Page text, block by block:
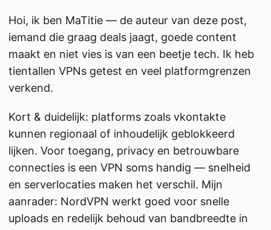
Hoi, ik ben MaTitie — de auteur van deze post,
iemand die graag deals jaagt, goede content
maakt en niet vies is van een beetje tech. Ik heb
tientallen VPNs getest en veel platformgrenzen
verkend.
Kort & duidelijk: platforms zoals vkontakte
kunnen regionaal of inhoudelijk geblokkeerd
lijken. Voor toegang, privacy en betrouwbare
connecties is een VPN soms handig — snelheid
en serverlocaties maken het verschil. Mijn
aanrader: NordVPN werkt goed voor snelle
uploads en redelijk behoud van bandbreedte in